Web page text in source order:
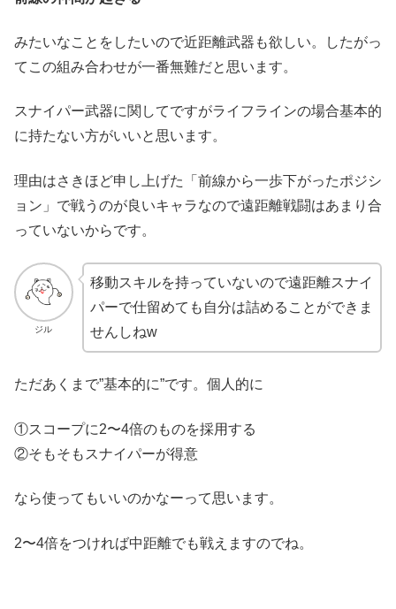
みたいなことをしたいので近距離武器も欲しい。したがっ
てこの組み合わせが一番無難だと思います。
スナイパー武器に関してですがライフラインの場合基本的
に持たない方がいいと思います。
理由はさきほど申し上げた「前線から一歩下がったポジシ
ョン」で戦うのが良いキャラなので遠距離戦闘はあまり合
っていないからです。
ジル
移動スキルを持っていないので遠距離スナイ
パーで仕留めても自分は詰めることができま
せんしねw
ただあくまで”基本的に”です。個人的に
①スコープに2〜4倍のものを採用する
②そもそもスナイパーが得意
なら使ってもいいのかなーって思います。
2〜4倍をつければ中距離でも戦えますのでね。